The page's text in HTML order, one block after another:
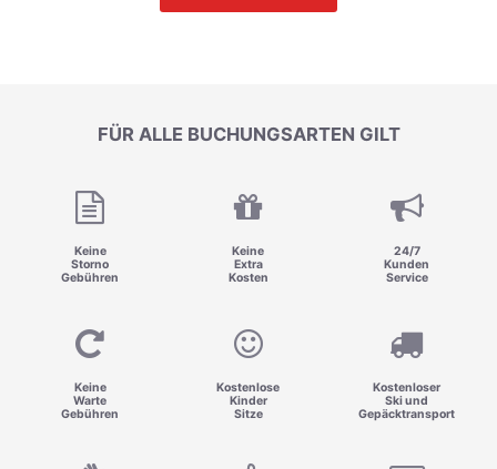
FÜR ALLE BUCHUNGSARTEN GILT
Keine
Storno
Gebühren
Keine
Extra
Kosten
24/7
Kunden
Service
Keine
Warte
Gebühren
Kostenlose
Kinder
Sitze
Kostenloser
Ski und
Gepäcktransport